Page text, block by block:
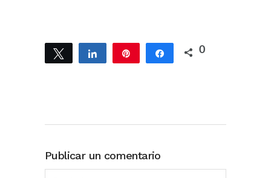
Twittear Compartir Compartir
0
Publicar un comentario